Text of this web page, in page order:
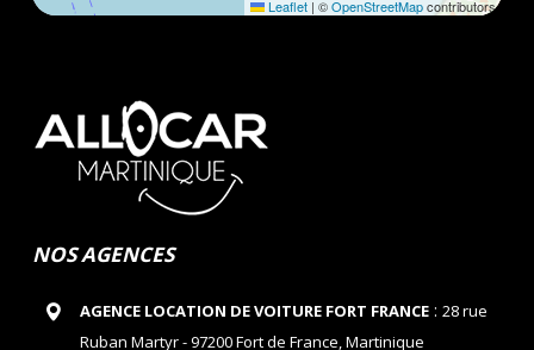
Leaflet | ©OpenStreetMapcontributors
NOS AGENCES
AGENCE LOCATION DE VOITURE FORT FRANCE: 28 rue
Ruban Martyr - 97200 Fort de France, Martinique